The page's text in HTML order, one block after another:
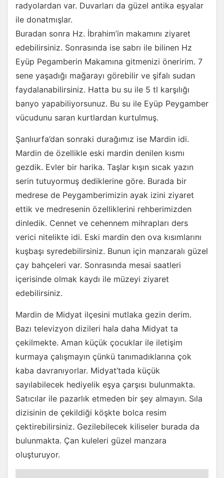
radyolardan var. Duvarları da güzel antika eşyalar
ile donatmışlar.
Buradan sonra Hz. İbrahim’in makamını ziyaret
edebilirsiniz. Sonrasında ise sabrı ile bilinen Hz
Eyüp Pegamberin Makamına gitmenizi öneririm. 7
sene yaşadığı mağarayı görebilir ve şifalı sudan
faydalanabilirsiniz. Hatta bu su ile 5 tl karşılığı
banyo yapabiliyorsunuz. Bu su ile Eyüp Peygamber
vücudunu saran kurtlardan kurtulmuş.
Şanlıurfa’dan sonraki durağımız ise Mardin idi.
Mardin de özellikle eski mardin denilen kısmı
gezdik. Evler bir harika. Taşlar kışın sıcak yazın
serin tutuyormuş dediklerine göre. Burada bir
medrese de Peygamberimizin ayak izini ziyaret
ettik ve medresenin özelliklerini rehberimizden
dinledik. Cennet ve cehennem mihrapları ders
verici nitelikte idi. Eski mardin den ova kısımlarını
kuşbaşı syredebilirsiniz. Bunun için manzaralı güzel
çay bahçeleri var. Sonrasında mesai saatleri
içerisinde olmak kaydı ile müzeyi ziyaret
edebilirsiniz.
Mardin de Midyat ilçesini mutlaka gezin derim.
Bazı televizyon dizileri hala daha Midyat ta
çekilmekte. Aman küçük çocuklar ile iletişim
kurmaya çalışmayın çünkü tanımadıklarına çok
kaba davranıyorlar. Midyat’tada küçük
sayılabilecek hediyelik eşya çarşısı bulunmakta.
Satıcılar ile pazarlık etmeden bir şey almayın. Sıla
dizisinin de çekildiği köşkte bolca resim
çektirebilirsiniz. Gezilebilecek kiliseler burada da
bulunmakta. Çan kuleleri güzel manzara
oluşturuyor.